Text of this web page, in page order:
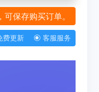
保存购买订单。
费更新 客服服务